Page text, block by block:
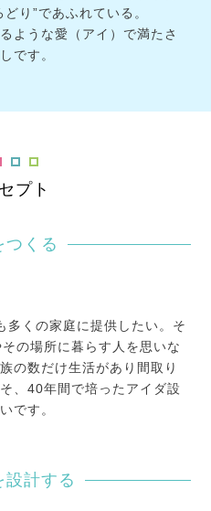
り”であふれている。
ような愛（アイ）で満たさ
です。
プト
つくる
多くの家庭に提供したい。そ
の場所に暮らす人を思いな
の数だけ生活があり間取り
、40年間で培ったアイダ設
です。
設計する